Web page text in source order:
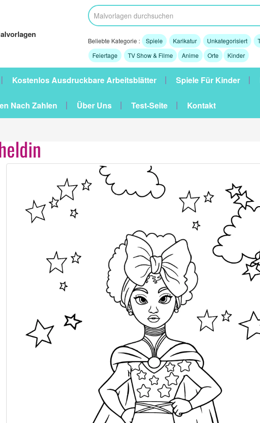
Beliebte Kategorie : Spiele Karikatur Unkategorisiert
Feiertage
TV Show & Filme Anime Orte Kinder
Kostenlos Ausdruckbare Arbeitsblätter Spiele Für Kinder
Nach Zahlen Über Uns Test-Seite Kontakt